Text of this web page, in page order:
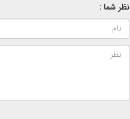
نظر شما :